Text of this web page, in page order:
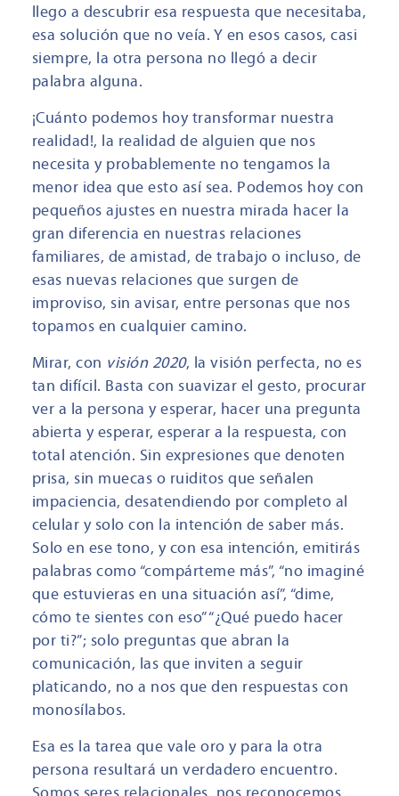
llego a descubrir esa respuesta que necesitaba,
esa solución que no veía. Y en esos casos, casi
siempre, la otra persona no llegó a decir
palabra alguna.
¡Cuánto podemos hoy transformar nuestra
realidad!, la realidad de alguien que nos
necesita y probablemente no tengamos la
menor idea que esto así sea. Podemos hoy con
pequeños ajustes en nuestra mirada hacer la
gran diferencia en nuestras relaciones
familiares, de amistad, de trabajo o incluso, de
esas nuevas relaciones que surgen de
improviso, sin avisar, entre personas que nos
topamos en cualquier camino.
Mirar, con visión 2020, la visión perfecta, no es
tan difícil. Basta con suavizar el gesto, procurar
ver a la persona y esperar, hacer una pregunta
abierta y esperar, esperar a la respuesta, con
total atención. Sin expresiones que denoten
prisa, sin muecas o ruiditos que señalen
impaciencia, desatendiendo por completo al
celular y solo con la intención de saber más.
Solo en ese tono, y con esa intención, emitirás
palabras como “compárteme más”, “no imaginé
que estuvieras en una situación así”, “dime,
cómo te sientes con eso” “¿Qué puedo hacer
por ti?”; solo preguntas que abran la
comunicación, las que inviten a seguir
platicando, no a nos que den respuestas con
monosílabos.
Esa es la tarea que vale oro y para la otra
persona resultará un verdadero encuentro.
Somos seres relacionales, nos reconocemos,